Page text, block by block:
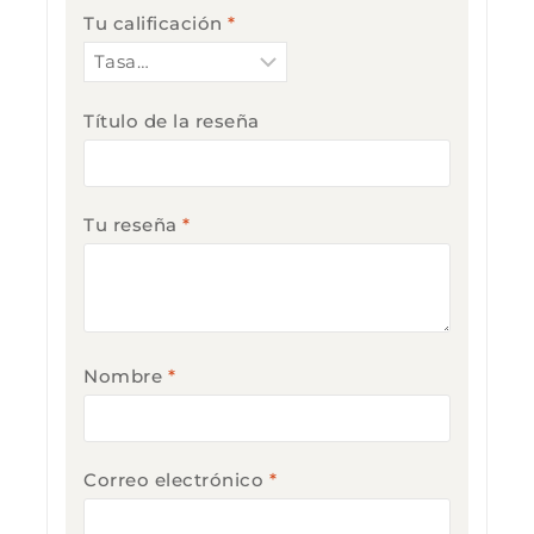
Tu calificación *
Título de la reseña
Tu reseña *
Nombre *
Correo electrónico *